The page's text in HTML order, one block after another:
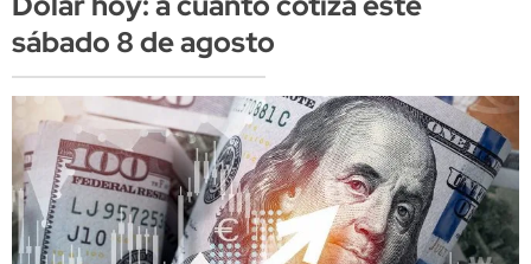
sábado 8 de agosto